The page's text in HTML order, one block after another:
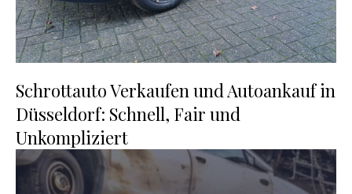
Schrottauto Verkaufen und Autoankauf in
Düsseldorf: Schnell, Fair und
Unkompliziert